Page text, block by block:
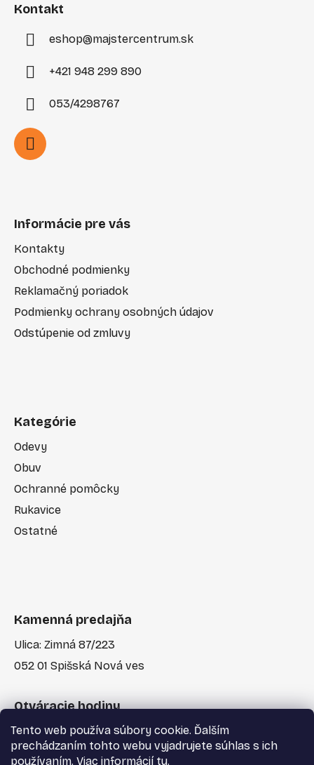
Tento web používa súbory cookie. Ďalším
prechádzaním tohto webu vyjadrujete súhlas s ich
používaním. Viac informácií tu.
Kontakt
eshop@majstercentrum.sk
+421 948 299 890
053/4298767
Informácie pre vás
Kontakty
Obchodné podmienky
Reklamačný poriadok
Podmienky ochrany osobných údajov
Odstúpenie od zmluvy
Kategórie
Odevy
Obuv
Ochranné pomôcky
Rukavice
Ostatné
Kamenná predajňa
Ulica: Zimná 87/223
052 01 Spišská Nová ves
Otváracie hodiny
Po-Pia: 7:30 - 17:00